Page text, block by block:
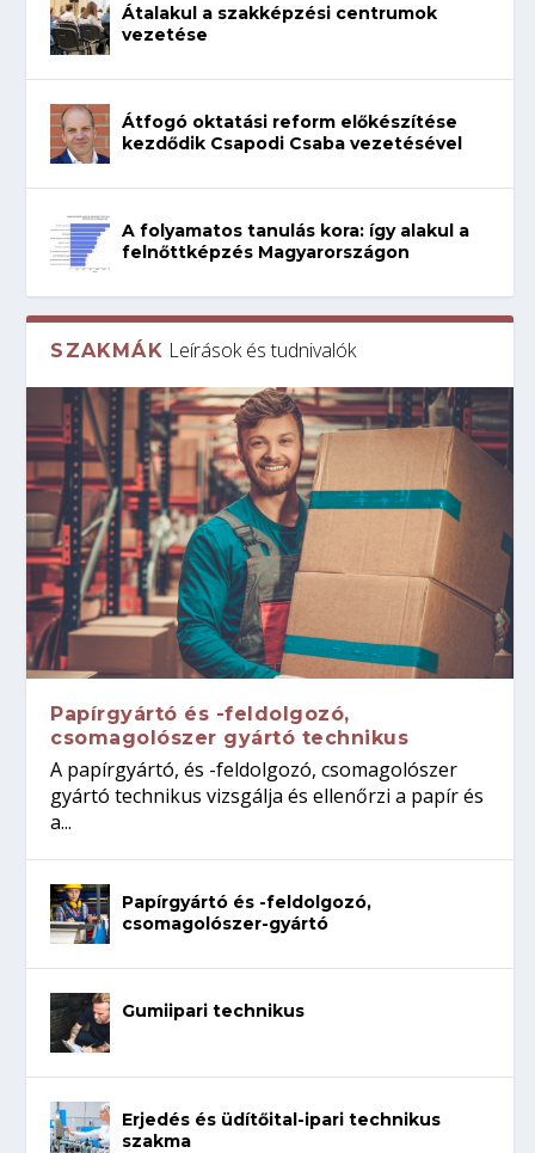
Átalakul a szakképzési centrumok
vezetése
Átfogó oktatási reform előkészítése
kezdődik Csapodi Csaba vezetésével
A folyamatos tanulás kora: így alakul a
felnőttképzés Magyarországon
SZAKMÁK Leírások és tudnivalók
Papírgyártó és -feldolgozó,
csomagolószer gyártó technikus
A papírgyártó, és -feldolgozó, csomagolószer
gyártó technikus vizsgálja és ellenőrzi a papír és
a...
Papírgyártó és -feldolgozó,
csomagolószer-gyártó
Gumiipari technikus
Erjedés és üdítőital-ipari technikus
szakma